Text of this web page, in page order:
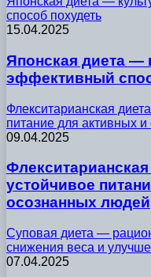
способ похудеть
15.04.2025
Японская диета —
эффективный
Флекситарианская
питание для активных
09.04.2025
устойчивое
осознанных людей
Суповая диета —
снижения веса и
07.04.2025